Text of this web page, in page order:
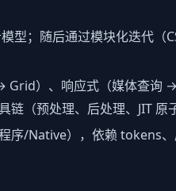
型；随后通过模块化迭代（
）、响应式（媒体查询
（预处理、后处理、JIT 原
序/Native），依赖 tokens